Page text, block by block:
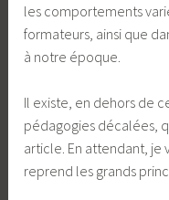
les comportements
formateurs, ainsi que
à notre époque.
Il existe, en dehors de
pédagogies décalées,
article. En attendant, je
reprend les grands